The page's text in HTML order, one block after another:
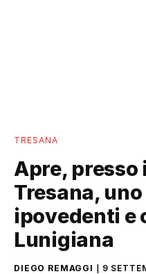
TRESANA
Apre, presso
Tresana,
ipovedenti e
Lunigiana
DIEGO REMAGGI 9